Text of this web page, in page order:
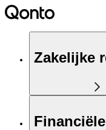
Zakelijke